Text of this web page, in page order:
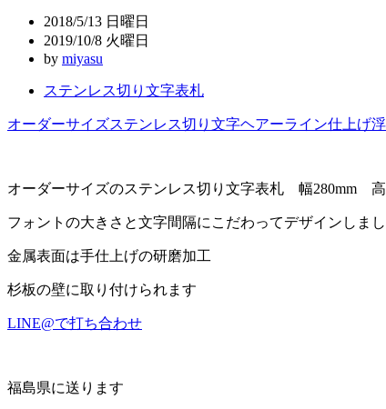
ョ
2018/5/13 日曜日
2019/10/8 火曜日
by miyasu
ステンレス切り文字表札
オーダーサイズステンレス切り文字ヘアーライン仕上げ
オーダーサイズのステンレス切り文字表札 幅280mm 高
フォントの大きさと文字間隔にこだわってデザインしま
金属表面は手仕上げの研磨加工
杉板の壁に取り付けられます
LINE@で打ち合わせ
福島県に送ります